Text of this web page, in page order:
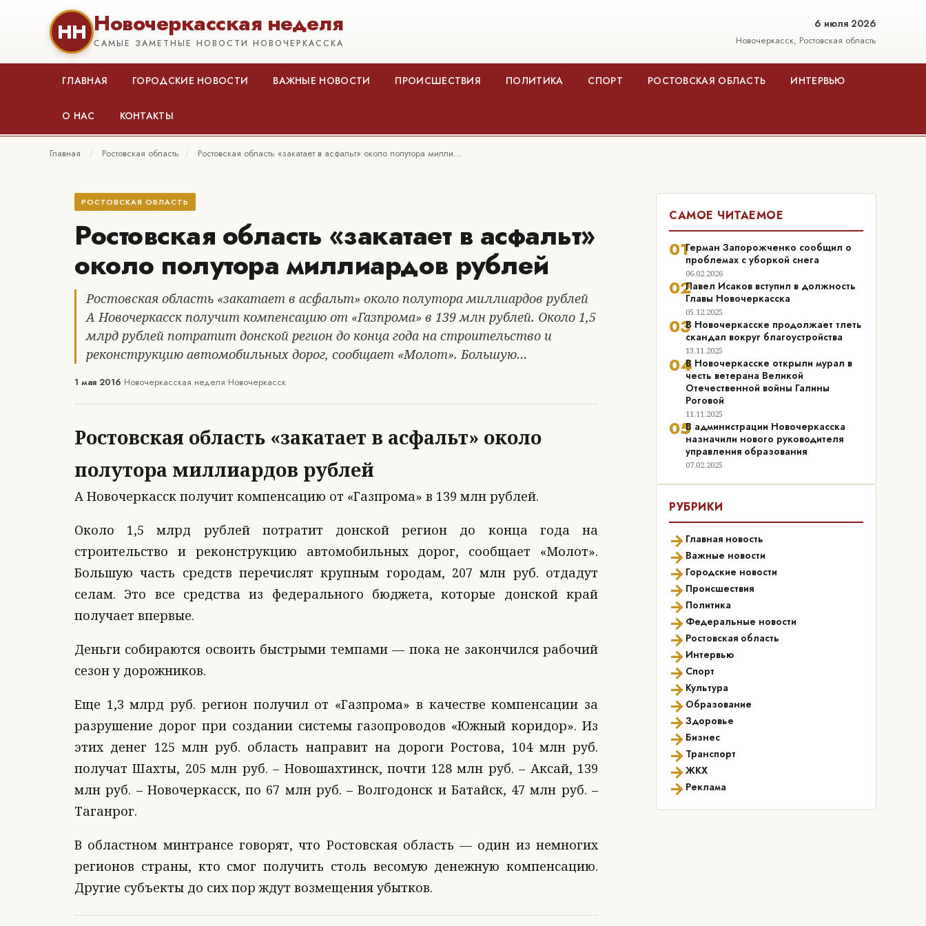
НН Новочеркасская неделя
САМЫЕ ЗАМЕТНЫЕ НОВОСТИ НОВОЧЕРКАССКА
6 июля 2026
Новочеркасск, Ростовская область
ГЛАВНАЯ ГОРОДСКИЕ НОВОСТИ ВАЖНЫЕ НОВОСТИ ПРОИСШЕСТВИЯ ПОЛИТИКА СПОРТ РОСТОВСКАЯ ОБЛАСТЬ ИНТЕРВЬЮ
О НАС КОНТАКТЫ
Главная / Ростовская область / Ростовская область «закатает в асфальт» около полутора милли…
РОСТОВСКАЯ ОБЛАСТЬ
Ростовская область «закатает в асфальт»
около полутора миллиардов рублей
Ростовская область «закатает в асфальт» около полутора миллиардов рублей
А Новочеркасск получит компенсацию от «Газпрома» в 139 млн рублей. Около 1,5
млрд рублей потратит донской регион до конца года на строительство и
реконструкцию автомобильных дорог, сообщает «Молот». Большую…
1 мая 2016•Новочеркасская неделя•Новочеркасск
Ростовская область «закатает в асфальт» около
полутора миллиардов рублей
А Новочеркасск получит компенсацию от «Газпрома» в 139 млн рублей.
Около 1,5 млрд рублей потратит донской регион до конца года на
строительство и реконструкцию автомобильных дорог, сообщает «Молот».
Большую часть средств перечислят крупным городам, 207 млн руб. отдадут
селам. Это все средства из федерального бюджета, которые донской край
получает впервые.
Деньги собираются освоить быстрыми темпами — пока не закончился рабочий
сезон у дорожников.
Еще 1,3 млрд руб. регион получил от «Газпрома» в качестве компенсации за
разрушение дорог при создании системы газопроводов «Южный коридор». Из
этих денег 125 млн руб. область направит на дороги Ростова, 104 млн руб.
получат Шахты, 205 млн руб. – Новошахтинск, почти 128 млн руб. – Аксай, 139
млн руб. – Новочеркасск, по 67 млн руб. – Волгодонск и Батайск, 47 млн руб. –
Таганрог.
В областном минтрансе говорят, что Ростовская область — один из немногих
регионов страны, кто смог получить столь весомую денежную компенсацию.
Другие субъекты до сих пор ждут возмещения убытков.
САМОЕ ЧИТАЕМОЕ
01Герман Запорожченко сообщил о
проблемах с уборкой снега
06.02.2026
02Павел Исаков вступил в должность
Главы Новочеркасска
05.12.2025
03В Новочеркасске продолжает тлеть
скандал вокруг благоустройства
13.11.2025
04В Новочеркасске открыли мурал в
честь ветерана Великой
Отечественной войны Галины
Роговой
11.11.2025
05В администрации Новочеркасска
назначили нового руководителя
управления образования
07.02.2025
РУБРИКИ
→ Главная новость
→ Важные новости
→ Городские новости
→ Происшествия
→ Политика
→ Федеральные новости
→ Ростовская область
→ Интервью
→ Спорт
→ Культура
→ Образование
→Здоровье
→ Бизнес
→ Транспорт
→ЖКХ
→ Реклама